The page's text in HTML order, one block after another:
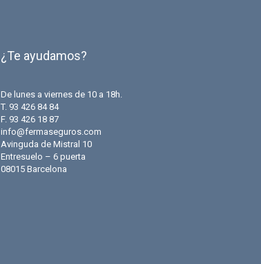
¿Te ayudamos?
De lunes a viernes de 10 a 18h.
T. 93 426 84 84
F. 93 426 18 87
info@fermaseguros.com
Avinguda de Mistral 10
Entresuelo – 6 puerta
08015 Barcelona